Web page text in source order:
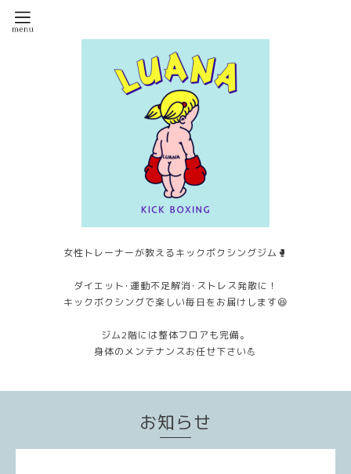
女性トレーナーが教えるキックボクシングジム🥊
ダイエット･運動不足解消･ストレス発散に！
キックボクシングで楽しい毎日をお届けします😆
ジム2階には整体フロアも完備。
身体のメンテナンスお任せ下さい💪
お知らせ